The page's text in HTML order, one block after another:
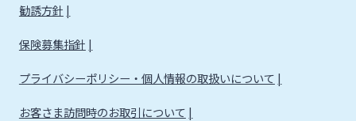
勧誘方針
保険募集指針
プライバシーポリシー・個人情報の取扱いについて
お客さま訪問時のお取引について